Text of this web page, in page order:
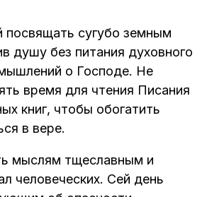
посвящать сугубо земным
душу без питания духовного
о Господе. Не
время для чтения Писания
книг, чтобы обогатить
в вере.
мыслям тщеславным и
человеческих. Сей день